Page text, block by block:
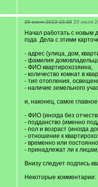
20 июля 2023 10:33 20 июля
Начал работать с новым
года. Дела с этими
- адрес (улица, дом,
- фамилия
- ФИО квартирохозяина;
- количество комнат в
- тип отопления,
- наличие земельного
и, наконец, самое
- ФИО (иногда без
- подданство (именно
- пол и возраст (иногда
- отношение к
- временно или
- принадлежат ли к
Внизу следует подпись
Некоторые комментарии: